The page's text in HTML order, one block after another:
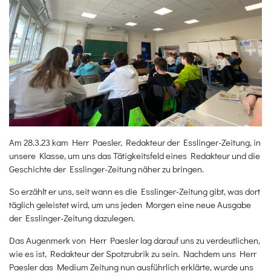
Am 28.3.23 kam Herr Paesler, Redakteur der Esslinger-Zeitung, in
unsere Klasse, um uns das Tätigkeitsfeld eines Redakteur und die
Geschichte der Esslinger-Zeitung näher zu bringen.
So erzählt er uns, seit wann es die Esslinger-Zeitung gibt, was dort
täglich geleistet wird, um uns jeden Morgen eine neue Ausgabe
der Esslinger-Zeitung dazulegen.
Das Augenmerk von Herr Paesler lag darauf uns zu verdeutlichen,
wie es ist, Redakteur der Spotzrubrik zu sein. Nachdem uns Herr
Paesler das Medium Zeitung nun ausführlich erklärte, wurde uns